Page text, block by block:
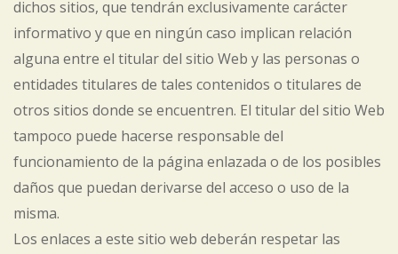
dichos sitios, que tendrán exclusivamente carácter
informativo y que en ningún caso implican relación
alguna entre el titular del sitio Web y las personas o
entidades titulares de tales contenidos o titulares de
otros sitios donde se encuentren. El titular del sitio Web
tampoco puede hacerse responsable del
funcionamiento de la página enlazada o de los posibles
daños que puedan derivarse del acceso o uso de la
misma.
Los enlaces a este sitio web deberán respetar las